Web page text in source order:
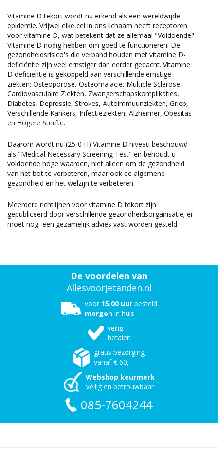
Vitamine D tekort wordt nu erkend als een wereldwijde
epidemie. Vrijwel elke cel in ons lichaam heeft receptoren
voor vitamine D, wat betekent dat ze allemaal "Voldoende"
Vitamine D nodig hebben om goed te functioneren. De
gezondheidsrisico's die verband houden met vitamine D-
deficiëntie zijn veel ernstiger dan eerder gedacht. Vitamine
D deficiëntie is gekoppeld aan verschillende ernstige
ziekten: Osteoporose, Osteomalacie, Multiple Sclerose,
Cardiovasculaire Ziekten, Zwangerschapskomplikaties,
Diabetes, Depressie, Strokes, Autoimmuunziekten, Griep,
Verschillende Kankers, Infectieziekten, Alzheimer, Obesitas
en Hogere Sterfte.
Daarom wordt nu (25-0 H) Vitamine D niveau beschouwd
als "Medical Necessary Screening Test" en behoudt u
voldoende hoge waarden, niet alleen om de gezondheid
van het bot te verbeteren, maar ook de algemene
gezondheid en het welzijn te verbeteren.
Meerdere richtlijnen voor vitamine D tekort zijn
gepubliceerd door verschillende gezondheidsorganisatie; er
moet nog een gezamelijk advies vast worden gesteld.
De voordelen van
Allesvoorjetanden.nl
voor 15.00 uur besteld
morgen in huis
veilig
betalen
gratis bezorging
vanaf € 60,-
Webshop keurmerk
Veilig en betrouwbaar
085-7604244